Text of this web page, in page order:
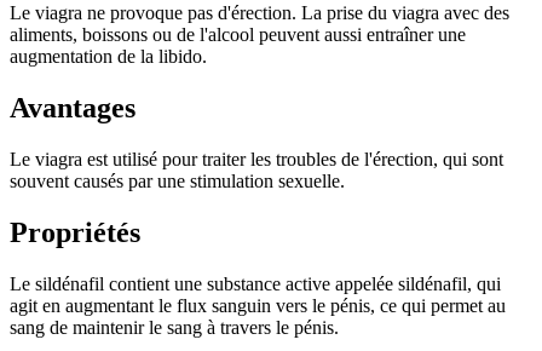
Le viagra ne provoque pas d'érection. La prise du viagra avec des
aliments, boissons ou de l'alcool peuvent aussi entraîner une
augmentation de la libido.
Avantages
Le viagra est utilisé pour traiter les troubles de l'érection, qui sont
souvent causés par une stimulation sexuelle.
Propriétés
Le sildénafil contient une substance active appelée sildénafil, qui
agit en augmentant le flux sanguin vers le pénis, ce qui permet au
sang de maintenir le sang à travers le pénis.